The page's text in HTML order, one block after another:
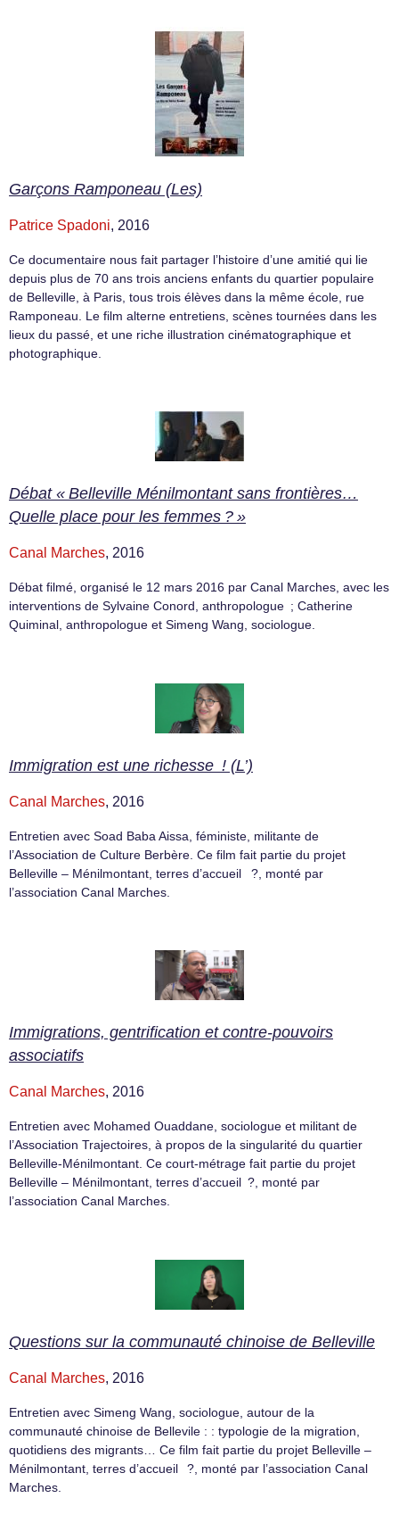
Garçons Ramponeau (Les)
Patrice Spadoni, 2016
Ce documentaire nous fait partager lʼhistoire dʼune amitié qui lie
depuis plus de 70 ans trois anciens enfants du quartier populaire
de Belleville, à Paris, tous trois élèves dans la même école, rue
Ramponeau. Le film alterne entretiens, scènes tournées dans les
lieux du passé, et une riche illustration cinématographique et
photographique.
Débat « Belleville Ménilmontant sans frontières…
Quelle place pour les femmes ? »
Canal Marches, 2016
Débat filmé, organisé le 12 mars 2016 par Canal Marches, avec les
interventions de Sylvaine Conord, anthropologue ; Catherine
Quiminal, anthropologue et Simeng Wang, sociologue.
Immigration est une richesse ! (L’)
Canal Marches, 2016
Entretien avec Soad Baba Aissa, féministe, militante de
l’Association de Culture Berbère. Ce film fait partie du projet
Belleville – Ménilmontant, terres d’accueil ?, monté par
l’association Canal Marches.
Immigrations, gentrification et contre-pouvoirs
associatifs
Canal Marches, 2016
Entretien avec Mohamed Ouaddane, sociologue et militant de
l’Association Trajectoires, à propos de la singularité du quartier
Belleville-Ménilmontant. Ce court-métrage fait partie du projet
Belleville – Ménilmontant, terres d’accueil ?, monté par
l’association Canal Marches.
Questions sur la communauté chinoise de Belleville
Canal Marches, 2016
Entretien avec Simeng Wang, sociologue, autour de la
communauté chinoise de Bellevile : : typologie de la migration,
quotidiens des migrants… Ce film fait partie du projet Belleville –
Ménilmontant, terres d’accueil ?, monté par l’association Canal
Marches.